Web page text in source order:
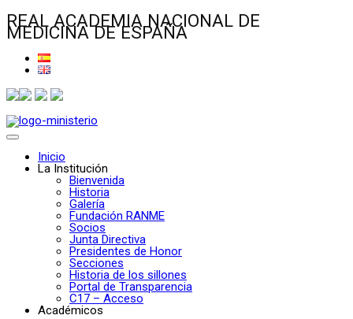
REAL ACADEMIA NACIONAL DE
MEDICINA DE ESPAÑA
Inicio
La Institución
Bienvenida
Historia
Galería
Fundación RANME
Socios
Junta Directiva
Presidentes de Honor
Secciones
Historia de los sillones
Portal de Transparencia
C17 – Acceso
Académicos